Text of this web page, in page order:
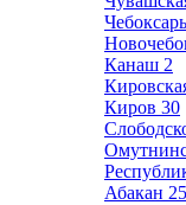
Канаш 2
Киров 30
Абакан 25